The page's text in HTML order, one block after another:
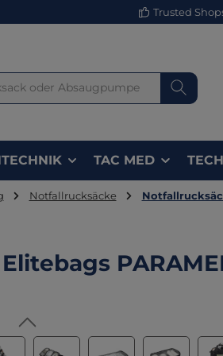
Trusted
TAC MED
Notfallrucksäcke